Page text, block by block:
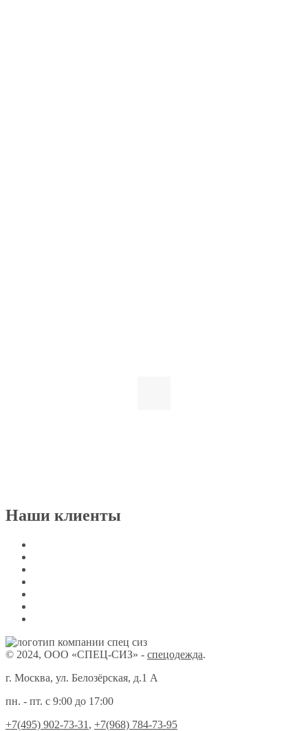
Наши клиенты
© 2024, ООО «СПЕЦ-СИЗ» - спецодежда.
г. Москва, ул. Белозёрская, д.1 А
пн. - пт. с 9:00 до 17:00
+7(495) 902-73-31 , +7(968) 784-73-95